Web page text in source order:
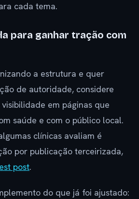
cada tema.
para ganhar tração com
a estrutura e quer
de autoridade, considere
em páginas que
saúde e com o público local.
clínicas avaliam é
por publicação terceirizada,
post.
do que já foi ajustado: